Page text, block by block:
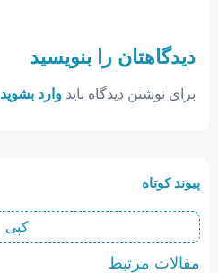
دیدگاهتان را بنویسید
برای نوشتن دیدگاه باید وارد بشوید
پیوند کوتاه
کپی
مقالات مرتبط